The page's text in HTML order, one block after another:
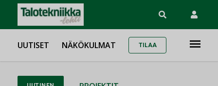
UUTISET NÄKÖKULMAT TILAA